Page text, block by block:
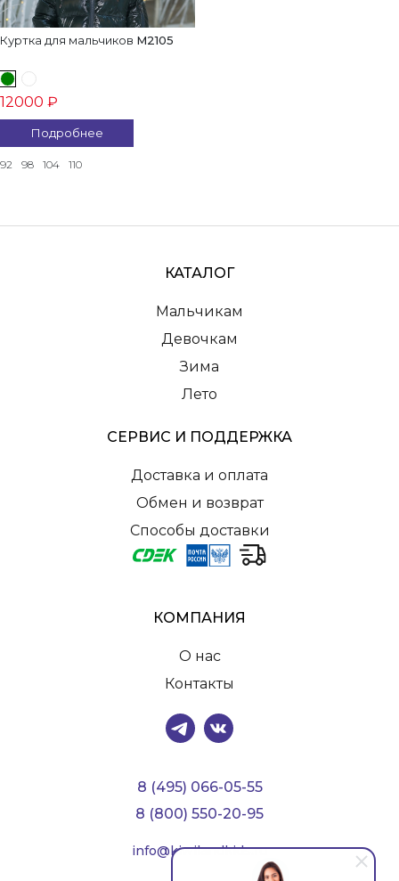
Куртка для мальчиков M2105
12000 ₽
Подробнее
92 98 104 110
КАТАЛОГ
Мальчикам
Девочкам
Зима
Лето
СЕРВИС И ПОДДЕРЖКА
Доставка и оплата
Обмен и возврат
Способы доставки
КОМПАНИЯ
О нас
Контакты
8 (495) 066-05-55
8 (800) 550-20-95
info@kiwilandkids.ru